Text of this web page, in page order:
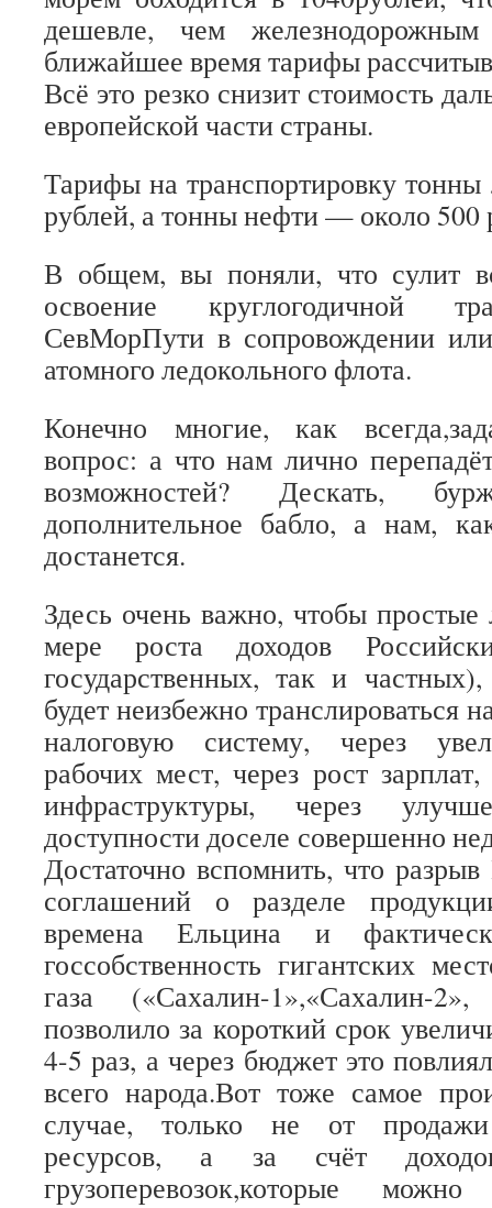
дешевле, чем
ближайшее время тарифы
Всё это резко снизит стоимость
европейской части страны.
Тарифы на транспортировку тонны
рублей, а тонны нефти — около 500
В общем, вы поняли, что сулит
освоение круглогодичной
СевМорПути в сопровождении
атомного ледокольного флота.
Конечно многие, как
вопрос: а что нам лично
возможностей? Дескать,
дополнительное бабло, а нам,
достанется.
Здесь очень важно, чтобы
мере роста доходов
государственных, так и
будет неизбежно транслироваться
налоговую систему, через
рабочих мест, через рост зарплат,
инфраструктуры, через
доступности доселе совершенно
Достаточно вспомнить, что
соглашений о разделе
времена Ельцина и
госсобственность гигантских
газа («Сахалин-
позволило за короткий срок
4-5 раз, а через бюджет это
всего народа.Вот тоже самое
случае, только не от продажи
ресурсов, а за счёт
грузоперевозок,которые